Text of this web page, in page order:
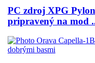
PC zdroj XPG
pripravený na mod